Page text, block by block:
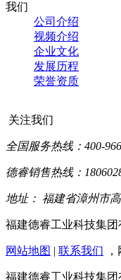
我们
公司介绍
视频介绍
企业文化
发展历程
荣誉资质
关注我们
全国服务热线：400-
德睿销售热线：
地址： 福建省漳州市
福建德睿工业科技集团
网站地图 | 联系我们
福建德睿工业科技集团